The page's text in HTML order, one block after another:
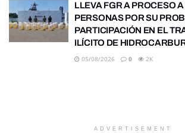
LLEVA FGR A PROCESO
PERSONAS POR SU
PARTICIPACIÓN EN EL
ILÍCITO DE
05/08/2026 0 2K
ADVERTISEMENT